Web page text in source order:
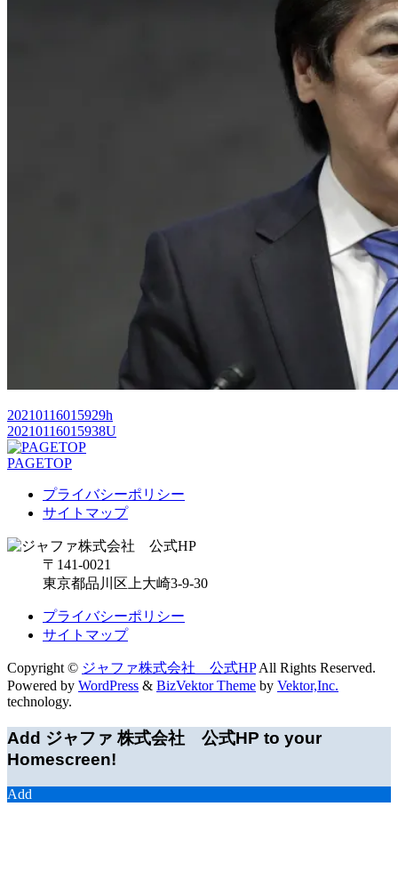
20210116015929h
20210116015938U
PAGETOP
プライバシーポリシー
サイトマップ
〒141-0021
東京都品川区上大崎3-9-30
プライバシーポリシー
サイトマップ
Copyright © ジャファ株式会社 公式HPAll Rights Reserved.
Powered by WordPress & BizVektor Theme by Vektor,Inc.
technology.
Add ジャファ 株式会社 公式HP to your
Homescreen!
Add